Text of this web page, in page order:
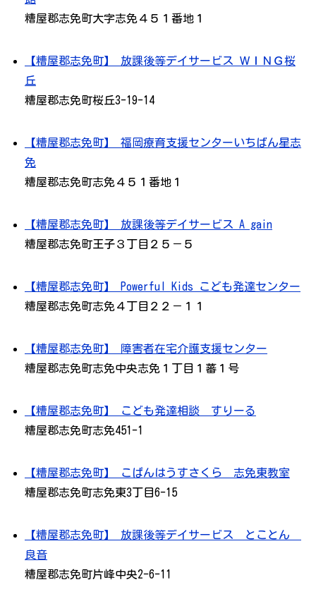
糟屋郡志免町大字志免４５１番地１
【糟屋郡志免町】 放課後等デイサービス ＷＩＮＧ桜
丘
糟屋郡志免町桜丘3-19-14
【糟屋郡志免町】 福岡療育支援センターいちばん星志
免
糟屋郡志免町志免４５１番地１
【糟屋郡志免町】 放課後等デイサービス A gain
糟屋郡志免町王子３丁目２５－５
【糟屋郡志免町】 Powerful Kids こども発達センター
糟屋郡志免町志免４丁目２２－１１
【糟屋郡志免町】 障害者在宅介護支援センター
糟屋郡志免町志免中央志免１丁目１蕃１号
【糟屋郡志免町】 こども発達相談 すりーる
糟屋郡志免町志免451-1
【糟屋郡志免町】 こぱんはうすさくら 志免東教室
糟屋郡志免町志免東3丁目6-15
【糟屋郡志免町】 放課後等デイサービス とことん
良音
糟屋郡志免町片峰中央2-6-11